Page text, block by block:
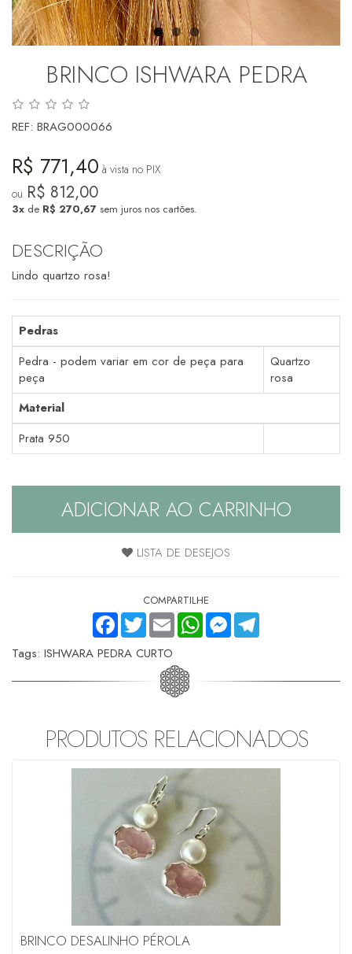
BRINCO ISHWARA PEDRA
REF: BRAG000066
R$ 771,40 à vista no PIX
ou R$ 812,00
3x de R$ 270,67 sem juros nos cartões.
DESCRIÇÃO
Lindo quartzo rosa!
Pedras
Pedra - podem variar em cor de peça para
peça
Quartzo
rosa
Material
Prata 950
ADICIONAR AO CARRINHO
LISTA DE DESEJOS
COMPARTILHE
FACEBOOKTWITTEREMAIL WHATSAPPMESSENGER
TELEGRAM
Tags: ISHWARA PEDRA CURTO
PRODUTOS RELACIONADOS
BRINCO DESALINHO PÉROLA